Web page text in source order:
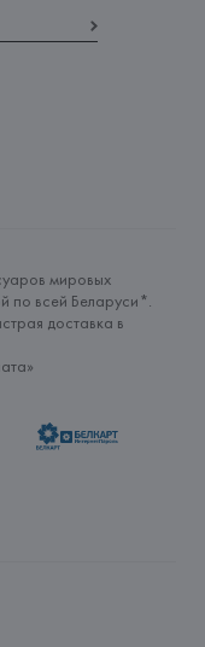
мировых
по всей Беларуси*.
доставка в
»